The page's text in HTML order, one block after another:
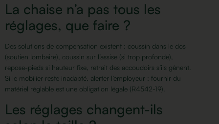
La chaise n’a pas tous les
réglages, que faire ?
Des solutions de compensation existent : coussin dans le dos
(soutien lombaire), coussin sur l’assise (si trop profonde),
repose-pieds si hauteur fixe, retrait des accoudoirs s’ils gênent.
Si le mobilier reste inadapté, alerter l’employeur : fournir du
matériel réglable est une obligation légale (R4542-19).
Les réglages changent-ils